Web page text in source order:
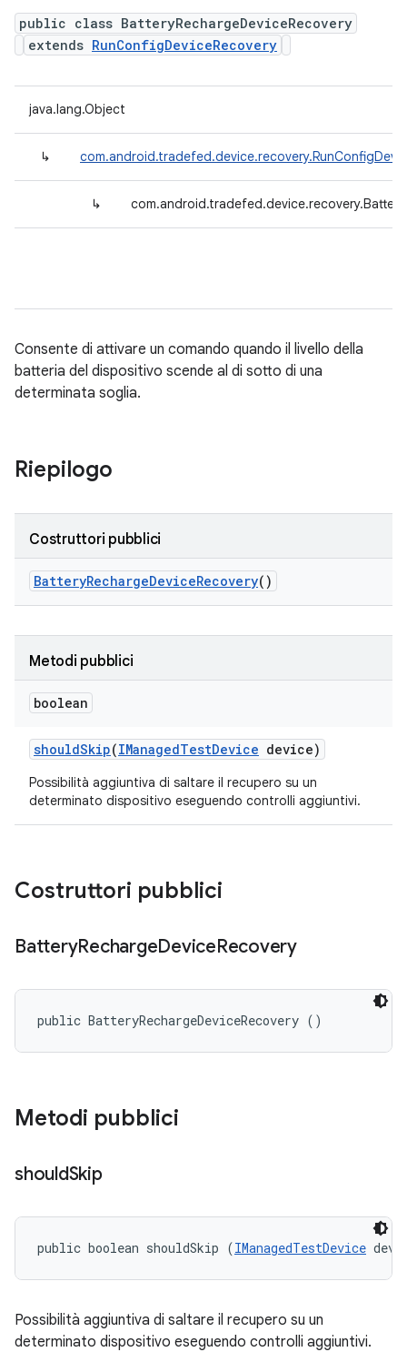
public class BatteryRechargeDeviceRecovery
extends RunConfigDeviceRecovery
java.lang.Object
↳
↳
Consente di attivare un comando quando il livello della
batteria del dispositivo scende al di sotto di una
determinata soglia.
Riepilogo
Costruttori pubblici
BatteryRechargeDeviceRecovery()
Metodi pubblici
boolean
shouldSkip(IManagedTestDevice device)
Possibilità aggiuntiva di saltare il recupero su un
determinato dispositivo eseguendo controlli aggiuntivi.
Costruttori pubblici
BatteryRechargeDeviceRecovery
public BatteryRechargeDeviceRecovery ()
Metodi pubblici
shouldSkip
public boolean shouldSkip (IManagedTestDevice
Possibilità aggiuntiva di saltare il recupero su un
determinato dispositivo eseguendo controlli aggiuntivi.